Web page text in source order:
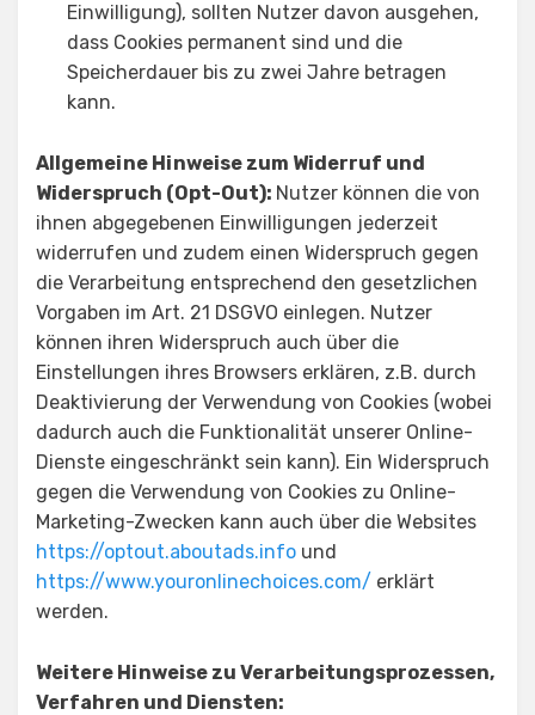
Einwilligung), sollten Nutzer davon ausgehen,
dass Cookies permanent sind und die
Speicherdauer bis zu zwei Jahre betragen
kann.
Allgemeine Hinweise zum Widerruf und
Widerspruch (Opt-Out): Nutzer können die von
ihnen abgegebenen Einwilligungen jederzeit
widerrufen und zudem einen Widerspruch gegen
die Verarbeitung entsprechend den gesetzlichen
Vorgaben im Art. 21 DSGVO einlegen. Nutzer
können ihren Widerspruch auch über die
Einstellungen ihres Browsers erklären, z.B. durch
Deaktivierung der Verwendung von Cookies (wobei
dadurch auch die Funktionalität unserer Online-
Dienste eingeschränkt sein kann). Ein Widerspruch
gegen die Verwendung von Cookies zu Online-
Marketing-Zwecken kann auch über die Websites
https://optout.aboutads.info und
https://www.youronlinechoices.com/ erklärt
werden.
Weitere Hinweise zu Verarbeitungsprozessen,
Verfahren und Diensten: